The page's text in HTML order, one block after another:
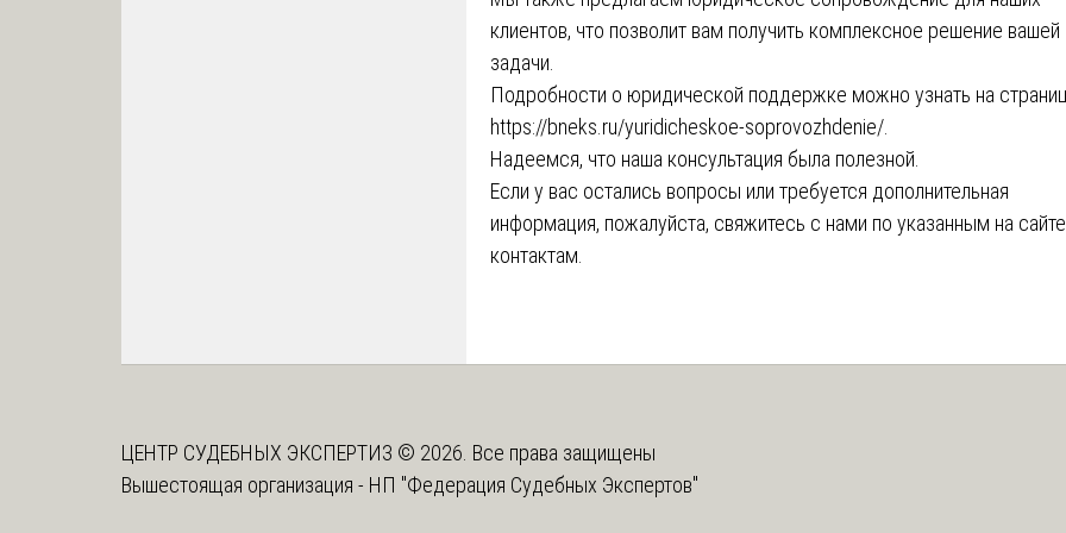
клиентов, что позволит вам получить комплексное решение вашей
задачи.
Подробности о юридической поддержке можно узнать на
https://bneks.ru/yuridicheskoe-soprovozhdenie/
Надеемся, что наша консультация была полезной.
Если у вас остались вопросы или требуется дополнительная
информация, пожалуйста, свяжитесь с нами по указанным на сайте
контактам.
ЦЕНТР СУДЕБНЫХ ЭКСПЕРТИЗ © 2026. Все права защищены
Вышестоящая организация - НП "Федерация Судебных Экспертов"